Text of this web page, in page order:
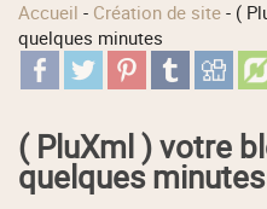
Accueil - Création de site - (
quelques minutes
( PluXml ) votre
quelques minutes